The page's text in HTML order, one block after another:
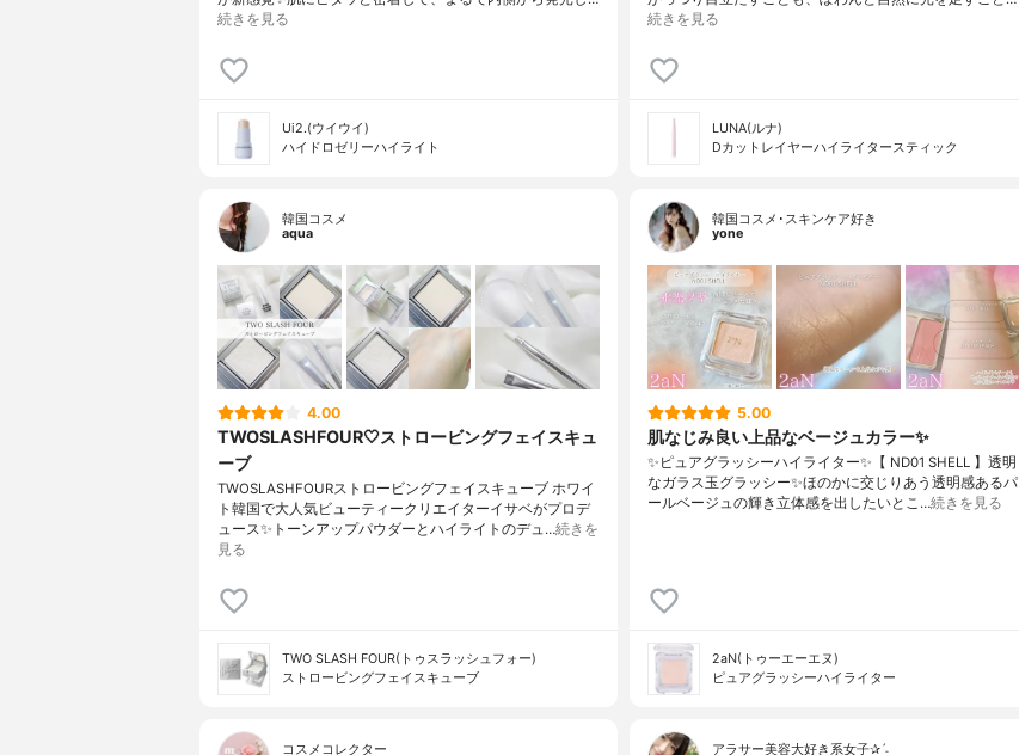
続きを見る
Ui2.(ウイウイ)
ハイドロゼリーハイライト
続きを見る
LUNA(ルナ)
Dカットレイヤーハイライタースティック
韓国コスメ
aqua
4.00
TWOSLASHFOUR🤍ストロービングフェイスキュ
ーブ
TWOSLASHFOURストロービングフェイスキューブ ホワイ
ト韓国で大人気ビューティークリエイターイサベがプロデ
ュース✨トーンアップパウダーとハイライトのデュ…続きを
見る
TWO SLASH FOUR(トゥスラッシュフォー)
ストロービングフェイスキューブ
韓国コスメ･スキンケア好き
yone
5.00
肌なじみ良い上品なベージュカラー✨️
✨️ピュアグラッシーハイライター✨️【 ND01 SHELL 】透明
なガラス玉グラッシー✨️ほのかに交じりあう透明感あるパ
ールベージュの輝き立体感を出したいとこ…続きを見る
2aN(トゥーエーエヌ)
ピュアグラッシーハイライター
コスメコレクター
アラサー美容大好き系女子✰ˊ˗